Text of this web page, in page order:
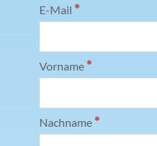
E-Mail *
Vorname *
Nachname *